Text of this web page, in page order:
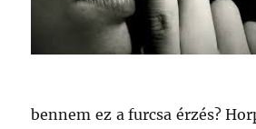
bennem ez a furcsa érzés?